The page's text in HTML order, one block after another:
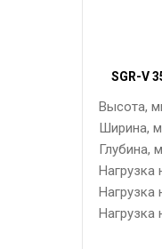
SGR-V
Высота,
Ширина,
Глубина,
Нагрузка
Нагрузка
Нагрузка